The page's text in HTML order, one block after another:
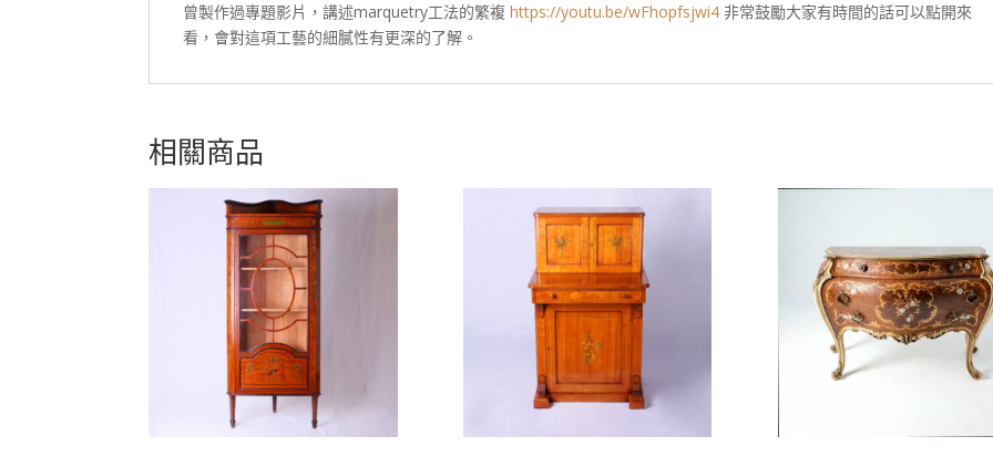
曾製作過專題影片，講述marquetry工法的繁複https://youtu.be/wFhopfsjwi4 非常鼓勵大家有時間的話可以點開來
看，會對這項工藝的細膩性有更深的了解。
相關商品